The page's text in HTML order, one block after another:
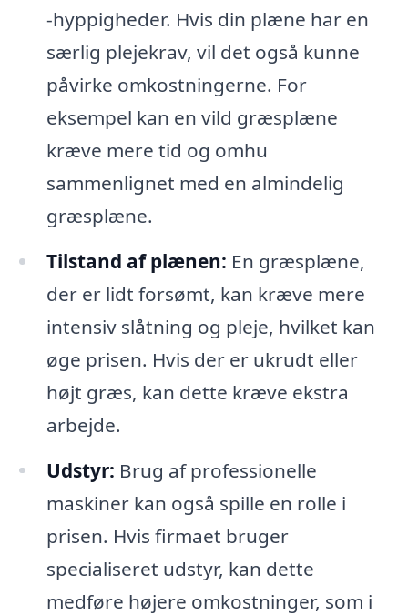
-hyppigheder. Hvis din plæne har en
særlig plejekrav, vil det også kunne
påvirke omkostningerne. For
eksempel kan en vild græsplæne
kræve mere tid og omhu
sammenlignet med en almindelig
græsplæne.
Tilstand af plænen: En græsplæne,
der er lidt forsømt, kan kræve mere
intensiv slåtning og pleje, hvilket kan
øge prisen. Hvis der er ukrudt eller
højt græs, kan dette kræve ekstra
arbejde.
Udstyr: Brug af professionelle
maskiner kan også spille en rolle i
prisen. Hvis firmaet bruger
specialiseret udstyr, kan dette
medføre højere omkostninger, som i